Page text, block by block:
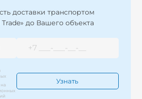
доставки транспортом
до Вашего объекта